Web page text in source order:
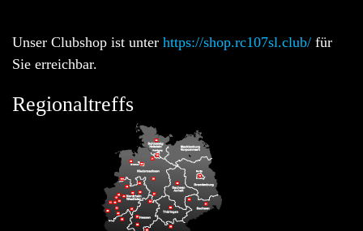
Unser Clubshop ist unter https://shop.rc107sl.club/ für
Sie erreichbar.
Regionaltreffs